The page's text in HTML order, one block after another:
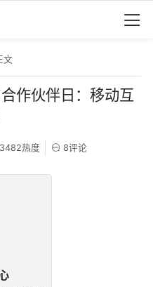
文
作伙伴日：移动互
热度 8评论